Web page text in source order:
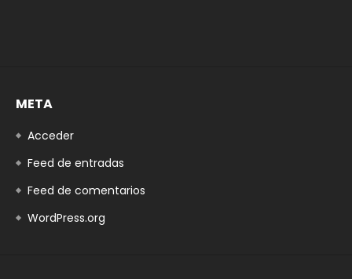
META
Acceder
Feed de entradas
Feed de comentarios
WordPress.org